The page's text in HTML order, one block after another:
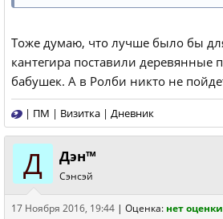
Тоже думаю, что лучше было бы
кантегира поставили деревянные
бабушек. А в Ролби никто не
| ПМ | Визитка | Дневник
Д Дэн™
Сэнсэй
17 Ноября 2016, 19:44 | Оценка: нет оценки